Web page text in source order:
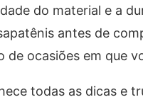
do material e a
antes de
de ocasiões em que
todas as dicas e